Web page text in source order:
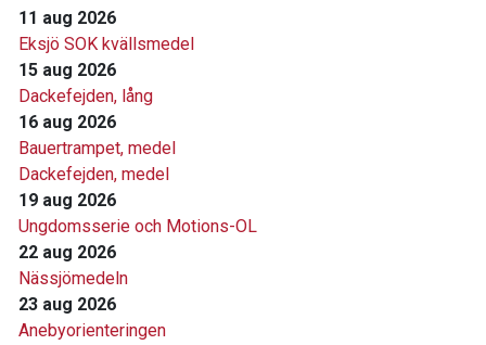
11 aug 2026
Eksjö SOK kvällsmedel
15 aug 2026
Dackefejden, lång
16 aug 2026
Bauertrampet, medel
Dackefejden, medel
19 aug 2026
Ungdomsserie och Motions-OL
22 aug 2026
Nässjömedeln
23 aug 2026
Anebyorienteringen